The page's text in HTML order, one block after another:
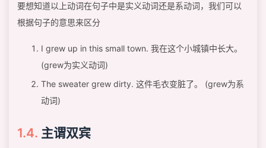
要想知道以上动词在句子中是实义动词还是系动词，我们可以
根据句子的意思来区分
I grew up in this small town. 我在这个小城镇中长大。
(grew为实义动词)
The sweater grew dirty. 这件毛衣变脏了。 (grew为系
动词)
主谓双宾